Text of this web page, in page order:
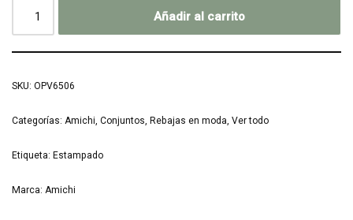
Añadir al carrito
SKU: OPV6506
Categorías: Amichi, Conjuntos, Rebajas en moda, Ver todo
Etiqueta: Estampado
Marca: Amichi